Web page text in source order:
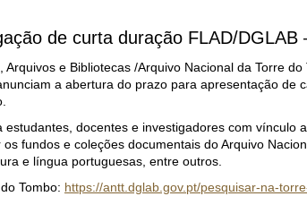
de curta duração FLAD/DGLAB
Arquivos e Bibliotecas /Arquivo Nacional da Torre
a abertura do prazo para apresentação
docentes e investigadores com vínculo
fundos e coleções documentais do Arquivo
e língua portuguesas, entre outros.
Tombo: https://antt.dglab.gov.pt/pesquisar-na-